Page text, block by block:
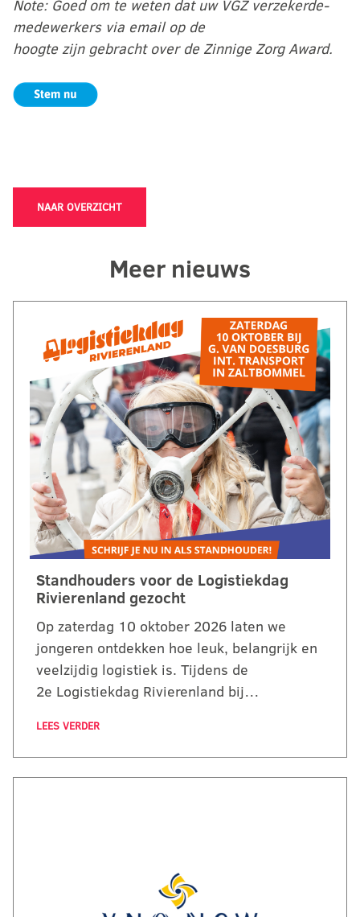
Note: Goed om te weten dat uw VGZ verzekerde-
medewerkers via email op de
hoogte zijn gebracht over de Zinnige Zorg Award.
NAAR OVERZICHT
Meer nieuws
Standhouders voor de Logistiekdag
Rivierenland gezocht
Op zaterdag 10 oktober 2026 laten we
jongeren ontdekken hoe leuk, belangrijk en
veelzijdig logistiek is. Tijdens de
2e Logistiekdag Rivierenland bij…
LEES VERDER